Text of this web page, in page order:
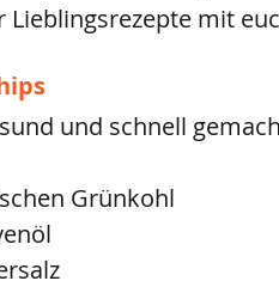
Lieblingsrezepte mit
und schnell
Grünkohl